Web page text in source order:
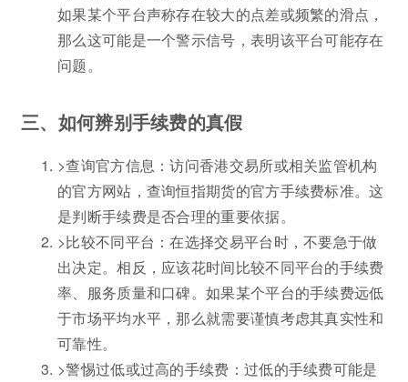
如果某个平台声称存在较大的点差或频繁的滑点，
那么这可能是一个警示信号，表明该平台可能存在
问题。
三、如何辨别手续费的真假
>查询官方信息：访问香港交易所或相关监管机构
的官方网站，查询恒指期货的官方手续费标准。这
是判断手续费是否合理的重要依据。
>比较不同平台：在选择交易平台时，不要急于做
出决定。相反，应该花时间比较不同平台的手续费
率、服务质量和口碑。如果某个平台的手续费远低
于市场平均水平，那么就需要谨慎考虑其真实性和
可靠性。
>警惕过低或过高的手续费：过低的手续费可能是